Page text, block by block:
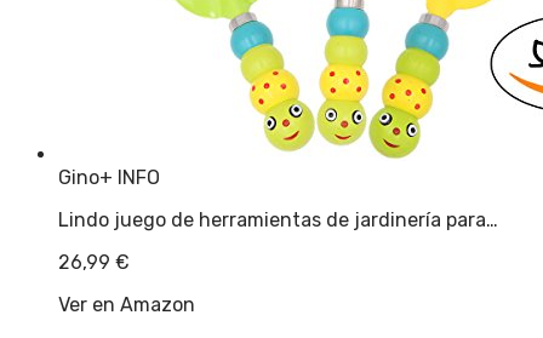
Gino+ INFO
Lindo juego de herramientas de jardinería para…
26,99 €
Ver en Amazon